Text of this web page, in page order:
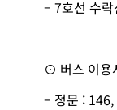
– 7호선 수
⊙ 버스 이용
– 정문 :